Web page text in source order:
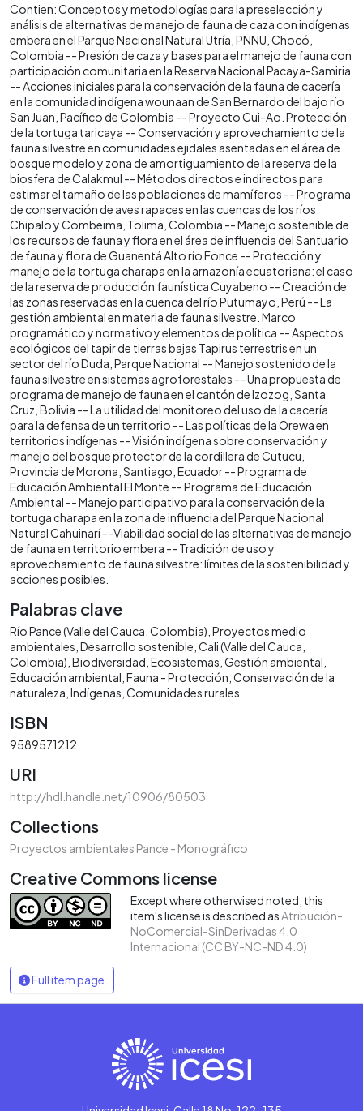
Contien: Conceptos y metodologías para la preselección y
análisis de alternativas de manejo de fauna de caza con indígenas
embera en el Parque Nacional Natural Utría, PNNU, Chocó,
Colombia -- Presión de caza y bases para el manejo de fauna con
participación comunitaria en la Reserva Nacional Pacaya-Samiria
-- Acciones iniciales para la conservación de la fauna de cacería
en la comunidad indígena wounaan de San Bernardo del bajo río
San Juan, Pacífico de Colombia -- Proyecto Cui-Ao. Protección
de la tortuga taricaya -- Conservación y aprovechamiento de la
fauna silvestre en comunidades ejidales asentadas en el área de
bosque modelo y zona de amortiguamiento de la reserva de la
biosfera de Calakmul -- Métodos directos e indirectos para
estimar el tamaño de las poblaciones de mamíferos -- Programa
de conservación de aves rapaces en las cuencas de los ríos
Chipalo y Combeima, Tolima, Colombia -- Manejo sostenible de
los recursos de fauna y flora en el área de influencia del Santuario
de fauna y flora de Guanentá Alto río Fonce -- Protección y
manejo de la tortuga charapa en la arnazonía ecuatoriana: el caso
de la reserva de producción faunística Cuyabeno -- Creación de
las zonas reservadas en la cuenca del río Putumayo, Perú -- La
gestión ambiental en materia de fauna silvestre. Marco
programático y normativo y elementos de política -- Aspectos
ecológicos del tapir de tierras bajas Tapirus terrestris en un
sector del río Duda, Parque Nacional -- Manejo sostenido de la
fauna silvestre en sistemas agroforestales -- Una propuesta de
programa de manejo de fauna en el cantón de lzozog, Santa
Cruz, Bolivia -- La utilidad del monitoreo del uso de la cacería
para la defensa de un territorio -- Las políticas de la Orewa en
territorios indígenas -- Visión indígena sobre conservación y
manejo del bosque protector de la cordillera de Cutucu,
Provincia de Morona, Santiago, Ecuador -- Programa de
Educación Ambiental El Monte -- Programa de Educación
Ambiental -- Manejo participativo para la conservación de la
tortuga charapa en la zona de influencia del Parque Nacional
Natural Cahuinarí --Viabilidad social de las alternativas de manejo
de fauna en territorio embera -- Tradición de uso y
aprovechamiento de fauna silvestre: límites de la sostenibilidad y
acciones posibles.
Palabras clave
Río Pance (Valle del Cauca, Colombia) Proyectos medio
ambientales Desarrollo sostenible Cali (Valle del Cauca,
Colombia) Biodiversidad Ecosistemas Gestión ambiental
Educación ambiental Fauna - Protección Conservación de la
naturaleza Indígenas Comunidades rurales
ISBN
9589571212
URI
http://hdl.handle.net/10906/80503
Collections
Proyectos ambientales Pance - Monográfico
Creative Commons license
Except where otherwised noted, this
item's license is described asAtribución-
NoComercial-SinDerivadas 4.0
Internacional (CC BY-NC-ND 4.0)
Full item page